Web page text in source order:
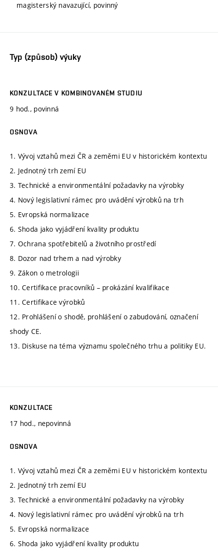
magisterský navazující, povinný
Typ (způsob) výuky
KONZULTACE V KOMBINOVANÉM STUDIU
9 hod., povinná
OSNOVA
1. Vývoj vztahů mezi ČR a zeměmi EU v historickém kontextu
2. Jednotný trh zemí EU
3. Technické a environmentální požadavky na výrobky
4. Nový legislativní rámec pro uvádění výrobků na trh
5. Evropská normalizace
6. Shoda jako vyjádření kvality produktu
7. Ochrana spotřebitelů a životního prostředí
8. Dozor nad trhem a nad výrobky
9. Zákon o metrologii
10. Certifikace pracovníků – prokázání kvalifikace
11. Certifikace výrobků
12. Prohlášení o shodě, prohlášení o zabudování, označení
shody CE.
13. Diskuse na téma významu společného trhu a politiky EU.
KONZULTACE
17 hod., nepovinná
OSNOVA
1. Vývoj vztahů mezi ČR a zeměmi EU v historickém kontextu
2. Jednotný trh zemí EU
3. Technické a environmentální požadavky na výrobky
4. Nový legislativní rámec pro uvádění výrobků na trh
5. Evropská normalizace
6. Shoda jako vyjádření kvality produktu